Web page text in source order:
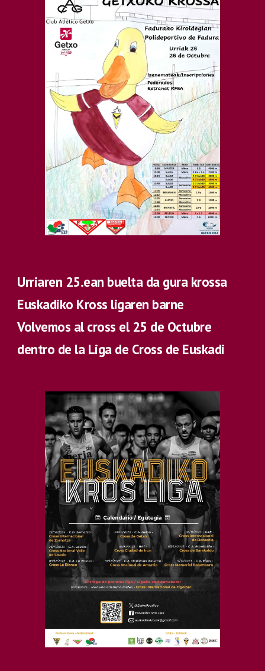
Urriaren 25.ean buelta da gura krossa
Euskadiko Kross ligaren barne
Volvemos al cross el 25 de Octubre
dentro de la Liga de Cross de Euskadi